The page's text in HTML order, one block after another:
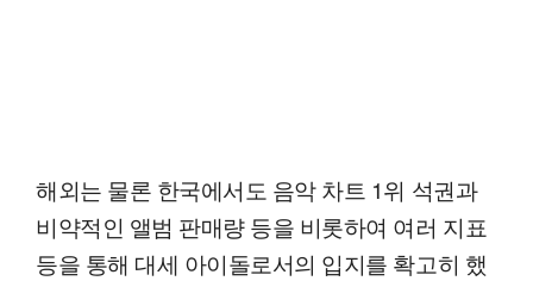
해외는 물론 한국에서도 음악 차트 1위 석권과
비약적인 앨범 판매량 등을 비롯하여 여러 지표
등을 통해 대세 아이돌로서의 입지를 확고히 했